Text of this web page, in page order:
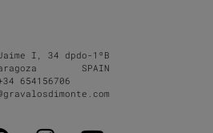
I, 34 dpdo-1ºB
SPAIN
654156706